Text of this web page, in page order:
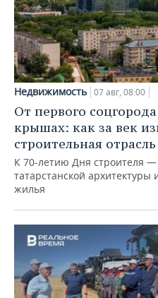
Недвижимость 07 авг, 08:00
От первого
крышах: как за век
строительная
К 70-летию Дня строителя —
татарстанской
жилья